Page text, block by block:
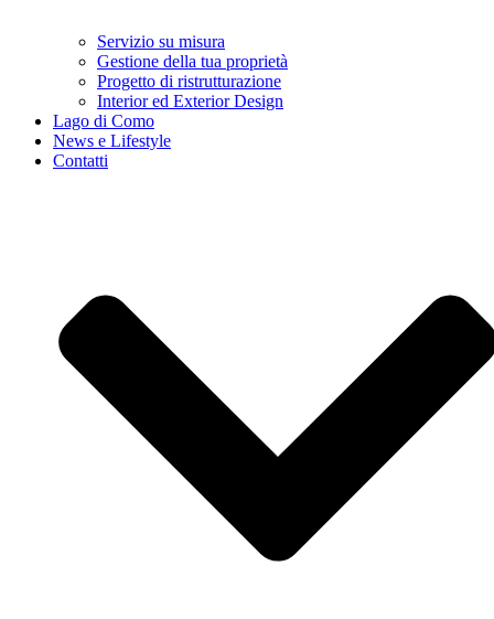
Servizio su misura
Gestione della tua proprietà
Progetto di ristrutturazione
Interior ed Exterior Design
Lago di Como
News e Lifestyle
Contatti